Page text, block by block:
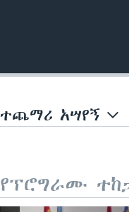
ተጨማሪ አሣየኝ
የፕሮግራሙ